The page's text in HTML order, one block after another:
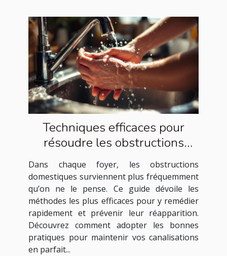
Techniques efficaces pour
résoudre les obstructions
domestiques courantes
Dans chaque foyer, les obstructions
domestiques surviennent plus fréquemment
qu’on ne le pense. Ce guide dévoile les
méthodes les plus efficaces pour y remédier
rapidement et prévenir leur réapparition.
Découvrez comment adopter les bonnes
pratiques pour maintenir vos canalisations
en parfait...